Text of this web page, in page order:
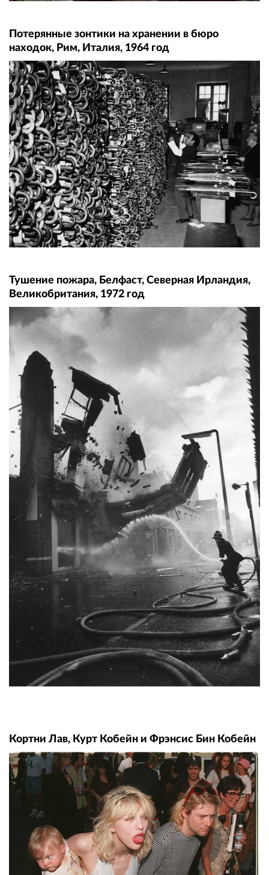
Потерянные зонтики на хранении в бюро
находок, Рим, Италия, 1964 год
Тушение пожара, Белфаст, Северная Ирландия,
Великобритания, 1972 год
Кортни Лав, Курт Кобейн и Фрэнсис Бин Кобейн